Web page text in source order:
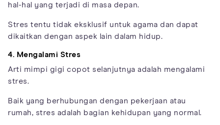
hal-hal yang terjadi di masa depan.
Stres tentu tidak eksklusif untuk agama dan dapat
dikaitkan dengan aspek lain dalam hidup.
4. Mengalami Stres
Arti mimpi gigi copot selanjutnya adalah mengalami
stres.
Baik yang berhubungan dengan pekerjaan atau
rumah, stres adalah bagian kehidupan yang normal.